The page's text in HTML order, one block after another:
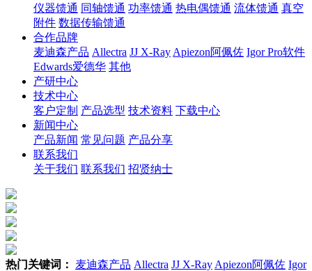
仪器馈通 同轴馈通 功率馈通 热电偶馈通 流体馈通 真空
附件 数据传输馈通
合作品牌
麦迪森产品 Allectra JJ X-Ray Apiezon阿佩佐 Igor Pro软件
Edwards爱德华 其他
产研中心
技术中心
客户定制 产品选型 技术资料 下载中心
新闻中心
产品新闻 常见问题 产品分享
联系我们
关于我们 联系我们 招贤纳士
热门关键词： 麦迪森产品 Allectra JJ X-Ray Apiezon阿佩佐 Igor